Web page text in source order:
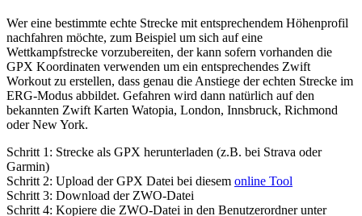
Wer eine bestimmte echte Strecke mit entsprechendem Höhenprofil
nachfahren möchte, zum Beispiel um sich auf eine
Wettkampfstrecke vorzubereiten, der kann sofern vorhanden die
GPX Koordinaten verwenden um ein entsprechendes Zwift
Workout zu erstellen, dass genau die Anstiege der echten Strecke im
ERG-Modus abbildet. Gefahren wird dann natürlich auf den
bekannten Zwift Karten Watopia, London, Innsbruck, Richmond
oder New York.
Schritt 1: Strecke als GPX herunterladen (z.B. bei Strava oder
Garmin)
Schritt 2: Upload der GPX Datei bei diesem online Tool
Schritt 3: Download der ZWO-Datei
Schritt 4: Kopiere die ZWO-Datei in den Benutzerordner unter